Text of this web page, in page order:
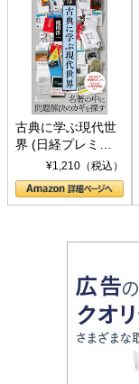
古典に学ぶ現代世
界 (日経プレミア
シリーズ)¥1,210（税込）